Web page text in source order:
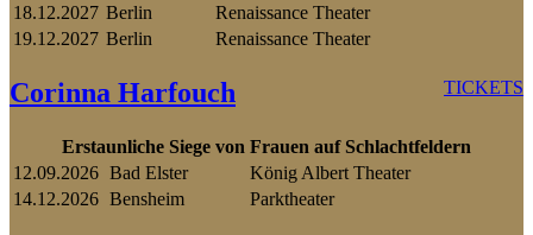
18.12.2027 Berlin
Renaissance Theater
19.12.2027 Berlin Renaissance Theater
TICKETS
Corinna Harfouch
Erstaunliche Siege von Frauen auf Schlachtfeldern
12.09.2026 Bad Elster
König Albert Theater
14.12.2026 Bensheim Parktheater